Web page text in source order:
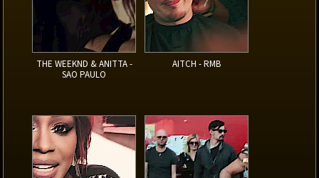
THE WEEKND & ANITTA -
SAO PAULO
AITCH - RMB